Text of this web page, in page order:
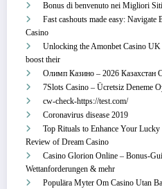
Bonus di benvenuto nei Migliori
Fast cashouts made easy:
Casino
Unlocking the Amonbet Casino
boost their
Олимп Казино – 2026 Казахстан
7Slots Casino – Ücretsiz Deneme
cw-check-https://test.com/
Coronavirus disease 2019
Top Rituals to Enhance Your
Review of Dream Casino
Casino Glorion Online –
Wettanforderungen & mehr
Populära Myter Om Casino Utan